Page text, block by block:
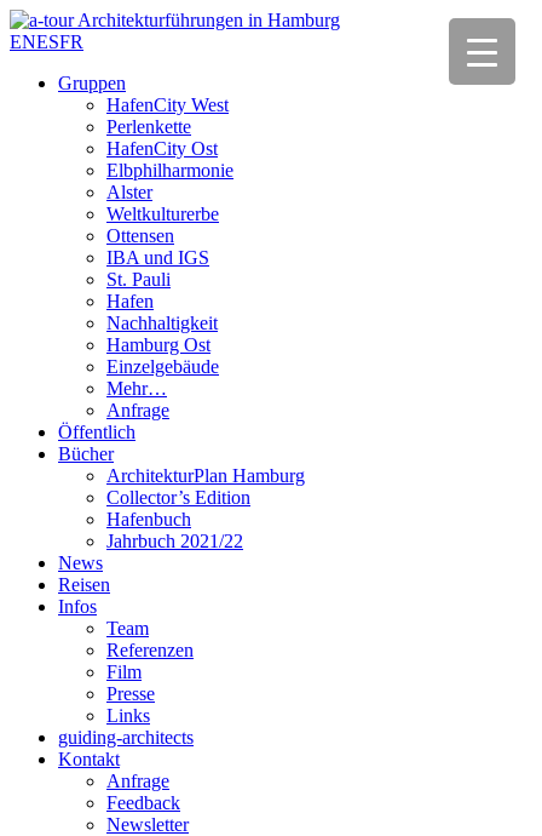
ENESFR
Gruppen
HafenCity West
Perlenkette
HafenCity Ost
Elbphilharmonie
Alster
Weltkulturerbe
Ottensen
IBA und IGS
St. Pauli
Hafen
Nachhaltigkeit
Hamburg Ost
Einzelgebäude
Mehr…
Anfrage
Öffentlich
Bücher
ArchitekturPlan Hamburg
Collector’s Edition
Hafenbuch
Jahrbuch 2021/22
News
Reisen
Infos
Team
Referenzen
Film
Presse
Links
guiding-architects
Kontakt
Anfrage
Feedback
Newsletter